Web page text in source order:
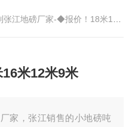
地磅厂家-◆报价！18米16米12米9米
米12米9米
家，张江销售的小地磅吨